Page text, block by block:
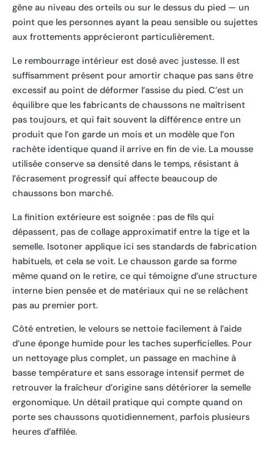
gêne au niveau des orteils ou sur le dessus du pied — un
point que les personnes ayant la peau sensible ou sujettes
aux frottements apprécieront particulièrement.
Le rembourrage intérieur est dosé avec justesse. Il est
suffisamment présent pour amortir chaque pas sans être
excessif au point de déformer l’assise du pied. C’est un
équilibre que les fabricants de chaussons ne maîtrisent
pas toujours, et qui fait souvent la différence entre un
produit que l’on garde un mois et un modèle que l’on
rachète identique quand il arrive en fin de vie. La mousse
utilisée conserve sa densité dans le temps, résistant à
l’écrasement progressif qui affecte beaucoup de
chaussons bon marché.
La finition extérieure est soignée : pas de fils qui
dépassent, pas de collage approximatif entre la tige et la
semelle. Isotoner applique ici ses standards de fabrication
habituels, et cela se voit. Le chausson garde sa forme
même quand on le retire, ce qui témoigne d’une structure
interne bien pensée et de matériaux qui ne se relâchent
pas au premier port.
Côté entretien, le velours se nettoie facilement à l’aide
d’une éponge humide pour les taches superficielles. Pour
un nettoyage plus complet, un passage en machine à
basse température et sans essorage intensif permet de
retrouver la fraîcheur d’origine sans détériorer la semelle
ergonomique. Un détail pratique qui compte quand on
porte ses chaussons quotidiennement, parfois plusieurs
heures d’affilée.